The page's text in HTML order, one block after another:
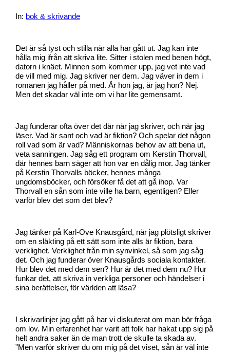
In: bok & skrivande
Det är så tyst och stilla när alla har gått ut. Jag kan inte
hålla mig ifrån att skriva lite. Sitter i stolen med benen högt,
datorn i knäet. Minnen som kommer upp, jag vet inte vad
de vill med mig. Jag skriver ner dem. Jag väver in dem i
romanen jag håller på med. Är hon jag, är jag hon? Nej.
Men det skadar väl inte om vi har lite gemensamt.
Jag funderar ofta över det där när jag skriver, och när jag
läser. Vad är sant och vad är fiktion? Och spelar det någon
roll vad som är vad? Människornas behov av att bena ut,
veta sanningen. Jag såg ett program om Kerstin Thorvall,
där hennes barn säger att hon var en dålig mor. Jag tänker
på Kerstin Thorvalls böcker, hennes många
ungdomsböcker, och försöker få det att gå ihop. Var
Thorvall en sån som inte ville ha barn, egentligen? Eller
varför blev det som det blev?
Jag tänker på Karl-Ove Knausgård, när jag plötsligt skriver
om en släkting på ett sätt som inte alls är fiktion, bara
verklighet. Verklighet från min synvinkel, så som jag såg
det. Och jag funderar över Knausgårds sociala kontakter.
Hur blev det med dem sen? Hur är det med dem nu? Hur
funkar det, att skriva in verkliga personer och händelser i
sina berättelser, för världen att läsa?
I skrivarlinjer jag gått på har vi diskuterat om man bör fråga
om lov. Min erfarenhet har varit att folk har hakat upp sig på
helt andra saker än de man trott de skulle ta skada av.
”Men varför skriver du om mig på det viset, sån är väl inte